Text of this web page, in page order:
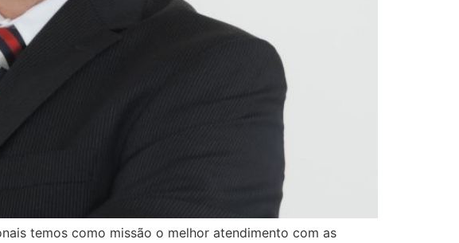
temos como missão o melhor atendimento com as